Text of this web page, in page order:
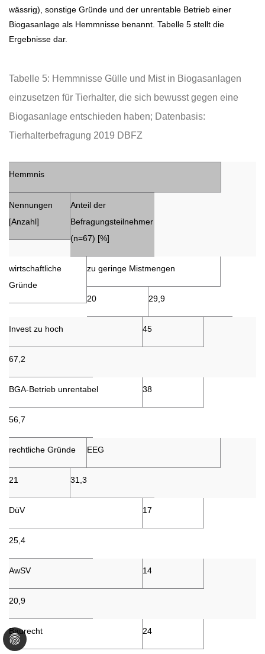
wässrig), sonstige Gründe und der unrentable Betrieb einer
Biogasanlage als Hemmnisse benannt. Tabelle 5 stellt die
Ergebnisse dar.
Tabelle 5: Hemmnisse Gülle und Mist in Biogasanlagen
einzusetzen für Tierhalter, die sich bewusst gegen eine
Biogasanlage entschieden haben; Datenbasis:
Tierhalterbefragung 2019 DBFZ
Hemmnis
Nennungen
[Anzahl]
Anteil der
Befragungsteilnehmer
(n=67) [%]
wirtschaftliche
Gründe
zu geringe Mistmengen
20 29,9
Invest zu hoch 45
67,2
BGA-Betrieb unrentabel 38
56,7
rechtliche Gründe EEG
21 31,3
DüV 17
25,4
AwSV 14
20,9
Baurecht 24